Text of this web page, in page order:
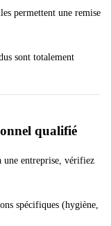
permettent une remise
sont totalement
qualifié
une entreprise, vérifiez
spécifiques (hygiène,